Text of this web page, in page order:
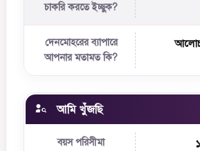
চাকরি করতে ইচ্ছুক?
দেনমোহরের ব্যাপারে
আপনার মতামত কি?
আমি খুঁজছি
বয়স পরিসীমা